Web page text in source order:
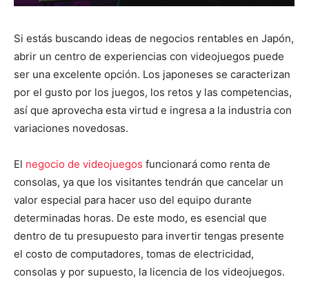
Si estás buscando ideas de negocios rentables en Japón,
abrir un centro de experiencias con videojuegos puede
ser una excelente opción. Los japoneses se caracterizan
por el gusto por los juegos, los retos y las competencias,
así que aprovecha esta virtud e ingresa a la industria con
variaciones novedosas.
El negocio de videojuegos funcionará como renta de
consolas, ya que los visitantes tendrán que cancelar un
valor especial para hacer uso del equipo durante
determinadas horas. De este modo, es esencial que
dentro de tu presupuesto para invertir tengas presente
el costo de computadores, tomas de electricidad,
consolas y por supuesto, la licencia de los videojuegos.